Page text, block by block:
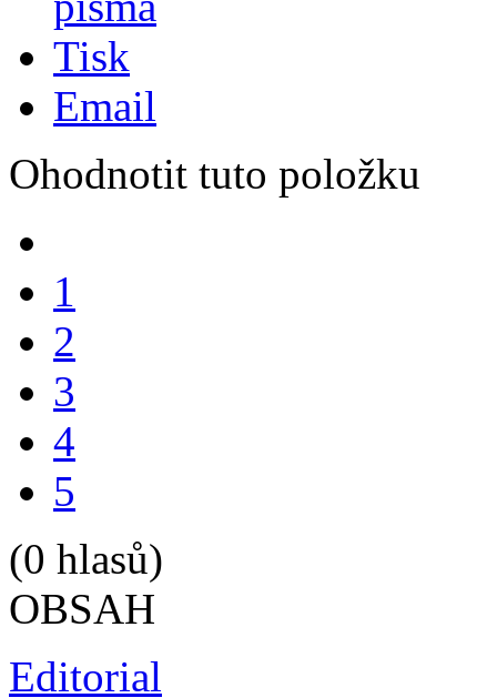
Tisk
Email
Ohodnotit tuto položku
1
2
3
4
5
(0 hlasů)
OBSAH
Editorial